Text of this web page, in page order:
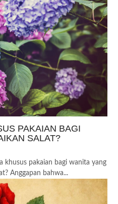
PAKAIAN BAGI
SALAT?
khusus pakaian bagi wanita yang
Anggapan bahwa...